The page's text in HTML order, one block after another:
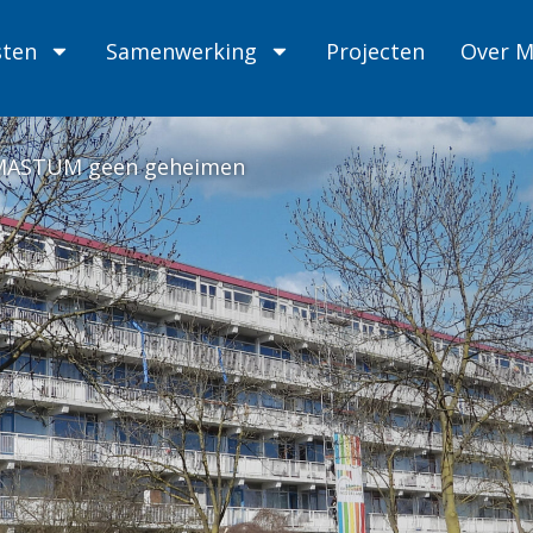
Samenwerking Projecten Over
geen geheimen